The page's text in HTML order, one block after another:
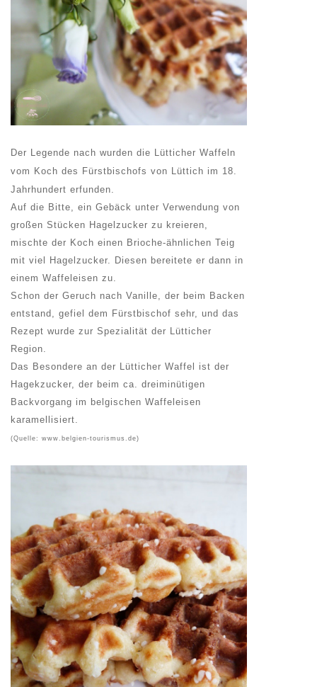
Der Legende nach wurden die Lütticher Waffeln
vom Koch des Fürstbischofs von Lüttich im 18.
Jahrhundert erfunden.
Auf die Bitte, ein Gebäck unter Verwendung von
großen Stücken Hagelzucker zu kreieren,
mischte der Koch einen Brioche-ähnlichen Teig
mit viel Hagelzucker. Diesen bereitete er dann in
einem Waffeleisen zu.
Schon der Geruch nach Vanille, der beim Backen
entstand, gefiel dem Fürstbischof sehr, und das
Rezept wurde zur Spezialität der Lütticher
Region.
Das Besondere an der Lütticher Waffel ist der
Hagekzucker, der beim ca. dreiminütigen
Backvorgang im belgischen Waffeleisen
karamellisiert.
(Quelle: www.belgien-tourismus.de)